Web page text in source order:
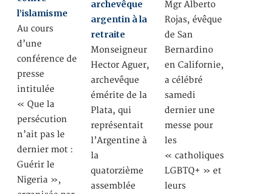
l’islamisme
Au cours
d’une
conférence de
presse
intitulée
« Que la
persécution
n’ait pas le
dernier mot :
Guérir le
Nigeria »,
archevêque
argentin à la
retraite
Monseigneur
Hector Aguer,
archevêque
émérite de la
Plata, qui
représentait
l’Argentine à
la
quatorzième
assemblée
Mgr Alberto
Rojas, évêque
de San
Bernardino
en Californie,
a célébré
samedi
dernier une
messe pour
les
« catholiques
LGBTQ+ » et
leurs